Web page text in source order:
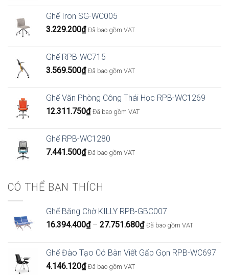
Ghế Iron SG-WC005
3.229.200₫ Đã bao gồm VAT
Ghế RPB-WC715
3.569.500₫ Đã bao gồm VAT
Ghế Văn Phòng Công Thái Học RPB-WC1269
12.311.750₫ Đã bao gồm VAT
Ghế RPB-WC1280
7.441.500₫ Đã bao gồm VAT
CÓ THỂ BẠN THÍCH
Ghế Băng Chờ KILLY RPB-GBC007
16.394.400₫ – 27.751.680₫Khoảng
16.394.400₫
Đã bao gồm VAT
Ghế Đào Tạo Có Bàn Viết Gấp Gọn RPB-WC697
4.146.120₫ Đã bao gồm VAT